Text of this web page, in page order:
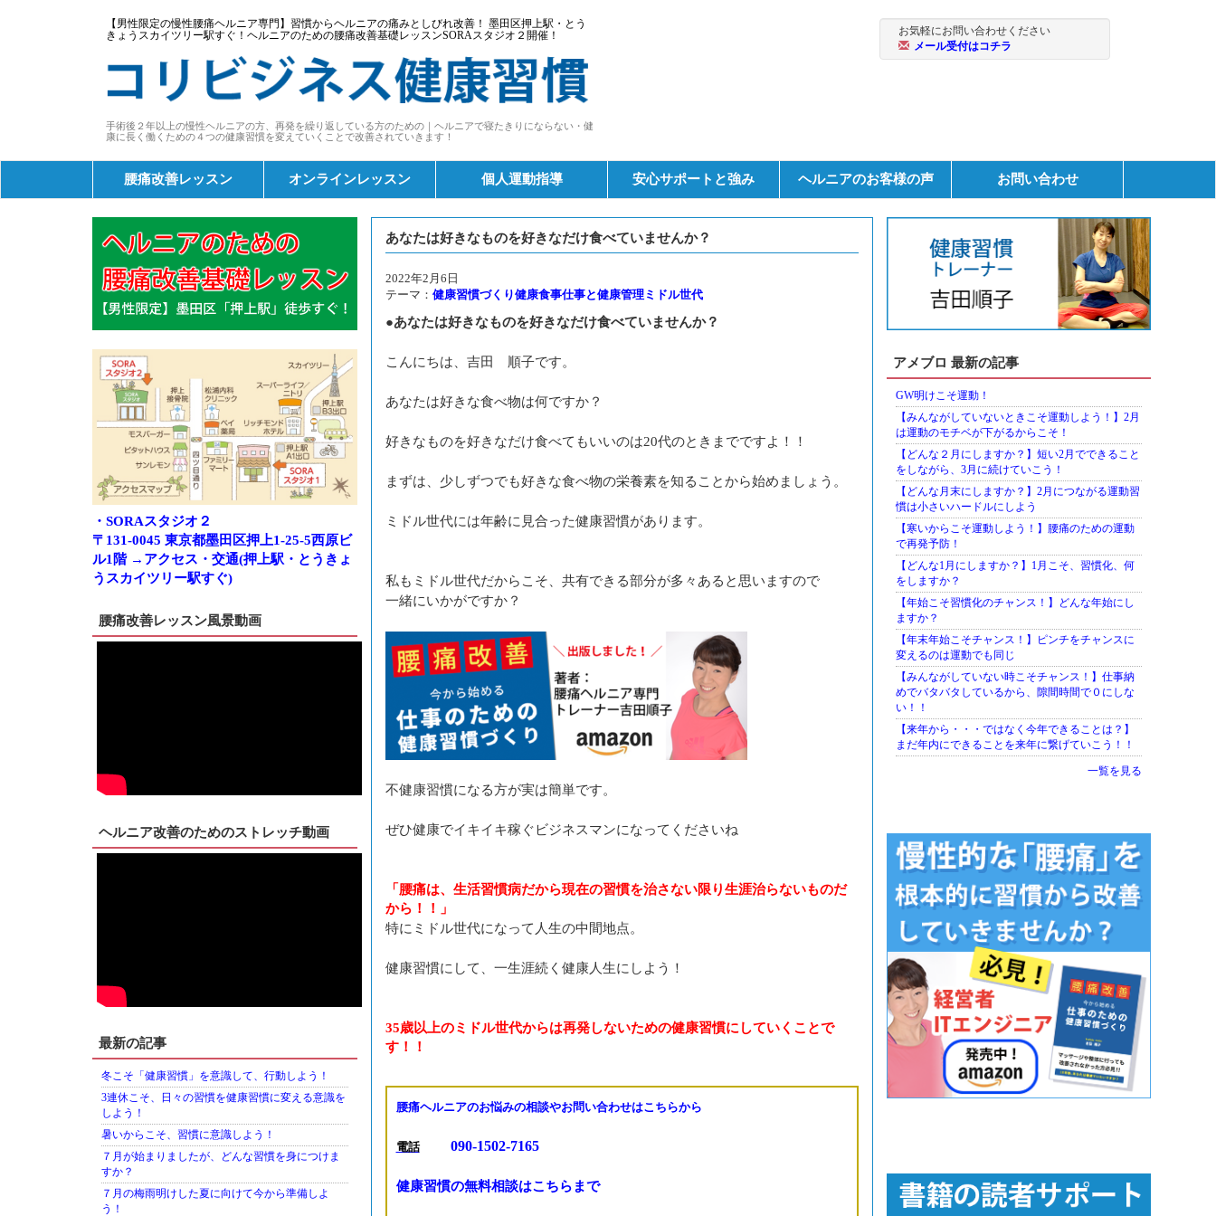
【男性限定の慢性腰痛ヘルニア専門】習慣からヘルニアの痛みとしびれ改善！ 墨田区押上駅・とう
きょうスカイツリー駅すぐ！ヘルニアのための腰痛改善基礎レッスンSORAスタジオ２開催！
手術後２年以上の慢性ヘルニアの方、再発を繰り返している方のための｜ヘルニアで寝たきりにならない・健
康に長く働くための４つの健康習慣を変えていくことで改善されていきます！
お気軽にお問い合わせください
メール受付はコチラ
腰痛改善レッスン オンラインレッスン 個人運動指導 安心サポートと強み ヘルニアのお客様の声 お問い合わせ
あなたは好きなものを好きなだけ食べていませんか？
2022年2月6日
テーマ： 健康習慣づくり健康食事仕事と健康管理ミドル世代
●あなたは好きなものを好きなだけ食べていませんか？
こんにちは、吉田 順子です。
あなたは好きな食べ物は何ですか？
好きなものを好きなだけ食べてもいいのは20代のときまでですよ！！
まずは、少しずつでも好きな食べ物の栄養素を知ることから始めましょう。
ミドル世代には年齢に見合った健康習慣があります。
私もミドル世代だからこそ、共有できる部分が多々あると思いますので
一緒にいかがですか？
不健康習慣になる方が実は簡単です。
ぜひ健康でイキイキ稼ぐビジネスマンになってくださいね
「腰痛は、生活習慣病だから現在の習慣を治さない限り生涯治らないものだ
から！！」
特にミドル世代になって人生の中間地点。
健康習慣にして、一生涯続く健康人生にしよう！
35歳以上のミドル世代からは再発しないための健康習慣にしていくことで
す！！
腰痛ヘルニアのお悩みの相談やお問い合わせはこちらから
電話 090-1502-7165
健康習慣の無料相談はこちらまで
・SORAスタジオ２
〒131-0045 東京都墨田区押上1-25-5西原ビ
ル1階 →アクセス・交通(押上駅・とうきょ
うスカイツリー駅すぐ)
腰痛改善レッスン風景動画
ヘルニア改善のためのストレッチ動画
最新の記事
冬こそ「健康習慣」を意識して、行動しよう！
3連休こそ、日々の習慣を健康習慣に変える意識を
しよう！
暑いからこそ、習慣に意識しよう！
７月が始まりましたが、どんな習慣を身につけま
すか？
７月の梅雨明けした夏に向けて今から準備しよ
う！
アメブロ 最新の記事
GW明けこそ運動！
【みんながしていないときこそ運動しよう！】2月
は運動のモチベが下がるからこそ！
【どんな２月にしますか？】短い2月でできること
をしながら、3月に続けていこう！
【どんな月末にしますか？】2月につながる運動習
慣は小さいハードルにしよう
【寒いからこそ運動しよう！】腰痛のための運動
で再発予防！
【どんな1月にしますか？】1月こそ、習慣化、何
をしますか？
【年始こそ習慣化のチャンス！】どんな年始にし
ますか？
【年末年始こそチャンス！】ピンチをチャンスに
変えるのは運動でも同じ
【みんながしていない時こそチャンス！】仕事納
めでバタバタしているから、隙間時間で０にしな
い！！
【来年から・・・ではなく今年できることは？】
まだ年内にできることを来年に繋げていこう！！
一覧を見る